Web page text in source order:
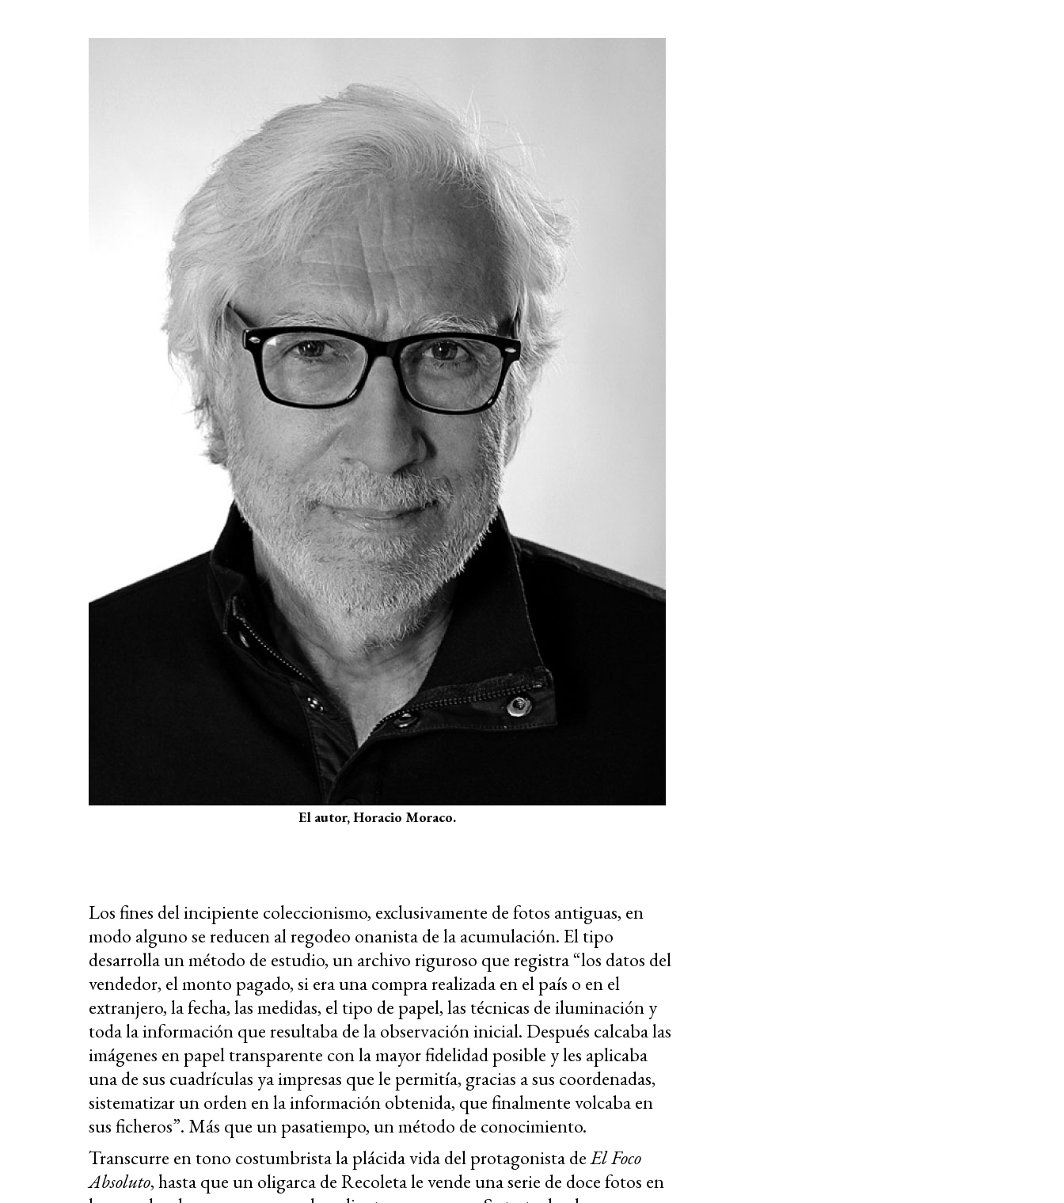
El autor, Horacio Moraco.
Los fines del incipiente coleccionismo, exclusivamente de fotos antiguas, en
modo alguno se reducen al regodeo onanista de la acumulación. El tipo
desarrolla un método de estudio, un archivo riguroso que registra “los datos del
vendedor, el monto pagado, si era una compra realizada en el país o en el
extranjero, la fecha, las medidas, el tipo de papel, las técnicas de iluminación y
toda la información que resultaba de la observación inicial. Después calcaba las
imágenes en papel transparente con la mayor fidelidad posible y les aplicaba
una de sus cuadrículas ya impresas que le permitía, gracias a sus coordenadas,
sistematizar un orden en la información obtenida, que finalmente volcaba en
sus ficheros”. Más que un pasatiempo, un método de conocimiento.
Transcurre en tono costumbrista la plácida vida del protagonista deEl Foco
Absoluto, hasta que un oligarca de Recoleta le vende una serie de doce fotos en